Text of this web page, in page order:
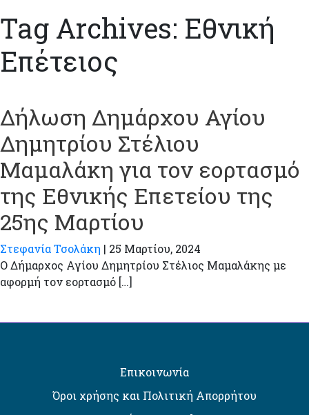
Tag Archives: Εθνική
Επέτειος
Δήλωση Δημάρχου Αγίου
Δημητρίου Στέλιου
Μαμαλάκη για τον εορτασμό
της Εθνικής Επετείου της
25ης Μαρτίου
Στεφανία Τσολάκη | 25 Μαρτίου, 2024
Ο Δήμαρχος Αγίου Δημητρίου Στέλιος Μαμαλάκης με
αφορμή τον εορτασμό […]
Επικοινωνία
Όροι χρήσης και Πολιτική Απορρήτου